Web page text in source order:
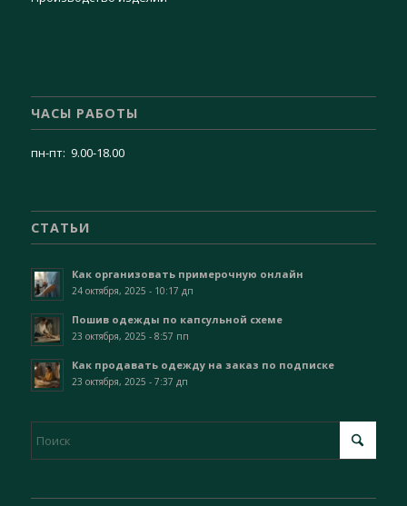
ЧАСЫ РАБОТЫ
пн-пт: 9.00-18.00
СТАТЬИ
Как организовать примерочную онлайн
24 октября, 2025 - 10:17 дп
Пошив одежды по капсульной схеме
23 октября, 2025 - 8:57 пп
Как продавать одежду на заказ по подписке
23 октября, 2025 - 7:37 дп